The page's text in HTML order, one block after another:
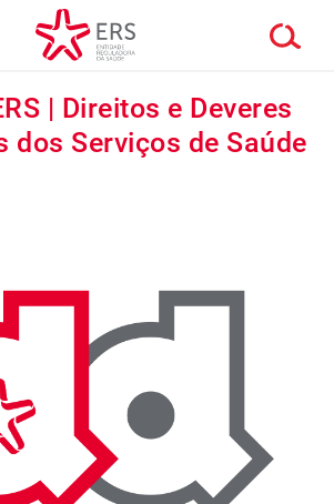
| Direitos e Deveres
dos Serviços de Saúde